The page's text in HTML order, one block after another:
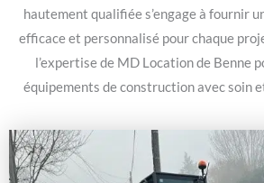
hautement qualifiée s’engage à fournir
efficace et personnalisé pour chaque
l’expertise de MD Location de Benne
équipements de construction avec soin